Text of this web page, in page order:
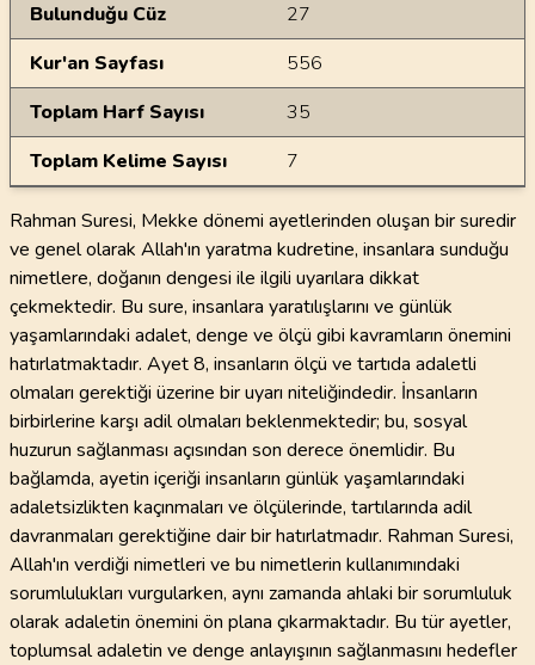
Bulunduğu Cüz
27
Kur'an Sayfası
556
Toplam Harf Sayısı
35
Toplam Kelime Sayısı
7
Rahman Suresi, Mekke dönemi ayetlerinden oluşan bir suredir
ve genel olarak Allah'ın yaratma kudretine, insanlara sunduğu
nimetlere, doğanın dengesi ile ilgili uyarılara dikkat
çekmektedir. Bu sure, insanlara yaratılışlarını ve günlük
yaşamlarındaki adalet, denge ve ölçü gibi kavramların önemini
hatırlatmaktadır. Ayet 8, insanların ölçü ve tartıda adaletli
olmaları gerektiği üzerine bir uyarı niteliğindedir. İnsanların
birbirlerine karşı adil olmaları beklenmektedir; bu, sosyal
huzurun sağlanması açısından son derece önemlidir. Bu
bağlamda, ayetin içeriği insanların günlük yaşamlarındaki
adaletsizlikten kaçınmaları ve ölçülerinde, tartılarında adil
davranmaları gerektiğine dair bir hatırlatmadır. Rahman Suresi,
Allah'ın verdiği nimetleri ve bu nimetlerin kullanımındaki
sorumlulukları vurgularken, aynı zamanda ahlaki bir sorumluluk
olarak adaletin önemini ön plana çıkarmaktadır. Bu tür ayetler,
toplumsal adaletin ve denge anlayışının sağlanmasını hedefler